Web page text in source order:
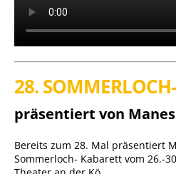
28.
präsentiert von
Bereits zum 28. Mal präsentiert
Sommerloch- Kabarett vom 26.-